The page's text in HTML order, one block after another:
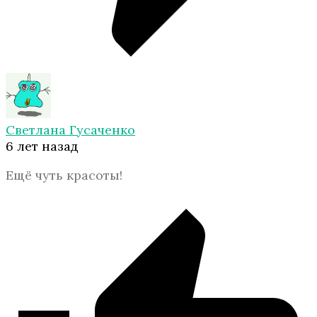
Светлана Гусаченко
6 лет назад
Ещё чуть красоты!